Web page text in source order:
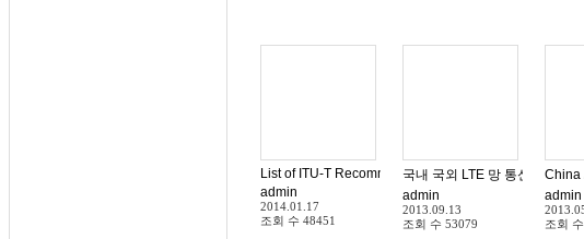
List of ITU-T Recommendation E.164 Assigned
admin
2014.01.17
조회 수 48451
국내 국외 LTE 망 통신사 리스
admin
2013.09.13
조회 수 53079
China
admin
조회 수